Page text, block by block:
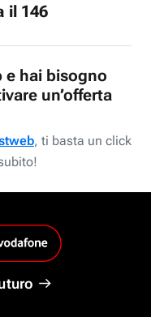
il 146
e hai bisogno
un’offerta
, ti basta un click